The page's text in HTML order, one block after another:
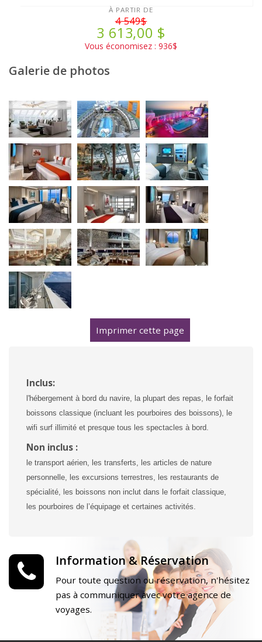
À PARTIR DE
4 549$
3 613,00 $
Vous économisez : 936$
Galerie de photos
Imprimer cette page
Inclus:
l'hébergement à bord du navire, la plupart des repas, le forfait
boissons classique (incluant les pourboires des boissons), le
wifi surf illimité et presque tous les spectacles à bord.
Non inclus :
le transport aérien, les transferts, les articles de nature
personnelle, les excursions terrestres, les restaurants de
spécialité, les boissons non inclut dans le forfait classique,
les pourboires de l’équipage et certaines activités.
Information & Réservation
Pour toute question ou réservation, n'hésitez
pas à communiquer avec votre agence de
voyages.